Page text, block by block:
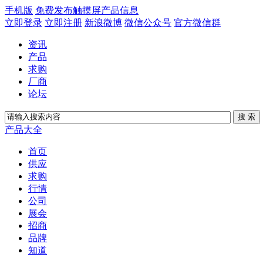
手机版 免费发布触摸屏产品信息
立即登录 立即注册 新浪微博 微信公众号 官方微信群
资讯
产品
求购
厂商
论坛
产品大全
首页
供应
求购
行情
公司
展会
招商
品牌
知道